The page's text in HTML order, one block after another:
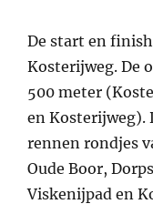
De start en
Kosterijweg. De
500 meter
en Kosterijweg).
rennen rondjes
Oude Boor,
Viskenijpad en